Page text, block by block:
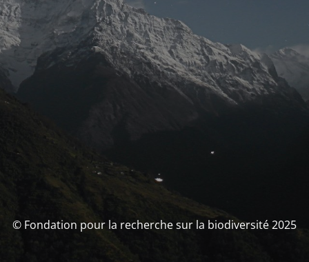
© Fondation pour la recherche sur la biodiversité 2025